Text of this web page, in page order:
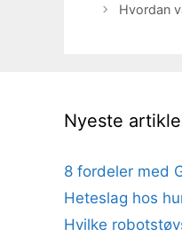
Hvordan
Nyeste
8 fordeler med
Heteslag hos
Hvilke